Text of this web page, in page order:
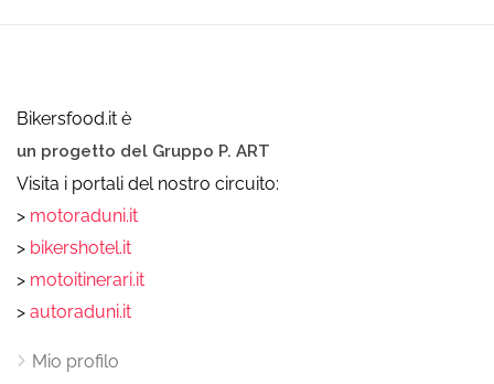
Bikersfood.it è
un progetto del Gruppo P. ART
Visita i portali del nostro circuito:
> motoraduni.it
> bikershotel.it
> motoitinerari.it
> autoraduni.it
Mio profilo